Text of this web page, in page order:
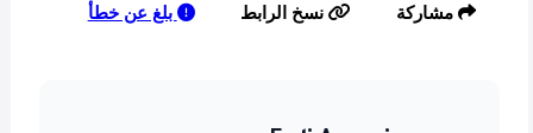
مشاركة نسخ الرابط بلغ عن خطأ